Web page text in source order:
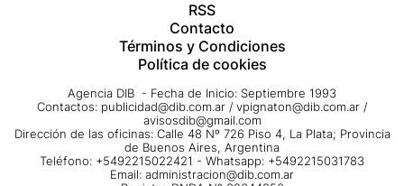
RSS
Contacto
Términos y Condiciones
Política de cookies
Agencia DIB - Fecha de Inicio: Septiembre 1993
Contactos: publicidad@dib.com.ar / vpignaton@dib.com.ar /
avisosdib@gmail.com
Dirección de las oficinas: Calle 48 Nº 726 Piso 4, La Plata; Provincia
de Buenos Aires, Argentina
Teléfono: +5492215022421 - Whatsapp: +5492215031783
Email: administracion@dib.com.ar